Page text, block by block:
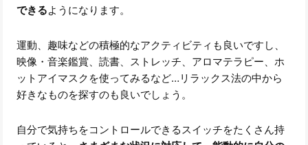
できるようになります。
運動、趣味などの積極的なアクティビティも良いですし、
映像・音楽鑑賞、読書、ストレッチ、アロマテラピー、ホ
ットアイマスクを使ってみるなど…リラックス法の中から
好きなものを探すのも良いでしょう。
自分で気持ちをコントロールできるスイッチをたくさん持